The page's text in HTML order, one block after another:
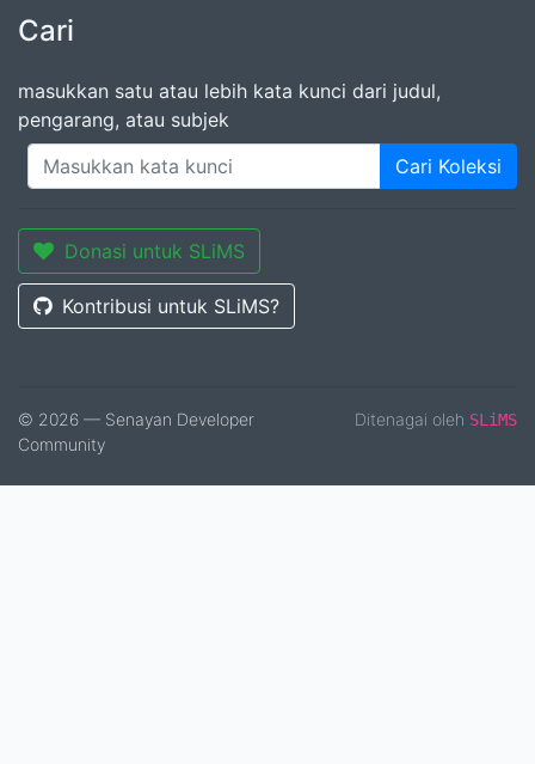
Cari
masukkan satu atau lebih kata kunci dari judul,
pengarang, atau subjek
Cari Koleksi
Donasi untuk SLiMS
Kontribusi untuk SLiMS?
© 2026 — Senayan Developer
Community
Ditenagai oleh SLiMS